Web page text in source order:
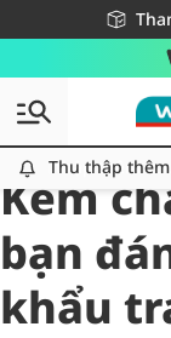
Miễn
Giao hàng
Thu thập
All
Chăm Sóc Cá Nhân
Kem
bạn
khẩu